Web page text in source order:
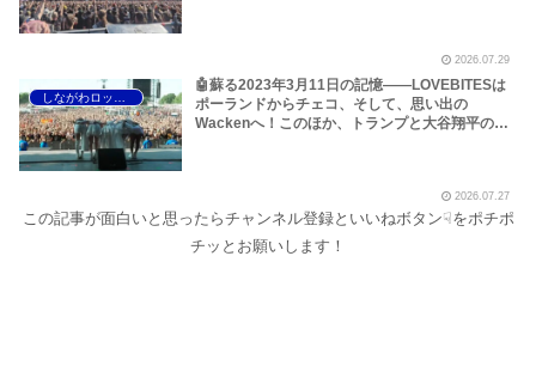
Hell】【LOVEBITES Soldier Stands Solitarily】
【LOVEBITES When Destinies Align】
【LOVEBITES M.D.O.】【LOVEBITES Holy
War】
2026.07.29
🤖蘇る2023年3月11日の記憶――LOVEBITESは
ポーランドからチェコ、そして、思い出の
Wackenへ！このほか、トランプと大谷翔平のア
【LOVEBITES The Castaway】【LOVEBITES
One Will Remain】【LOVEBITES We The
United】【LOVEBITES Nameless Warrior】
【James Last Vibrations】
2026.07.27
この記事が面白いと思ったらチャンネル登録といいねボタン☟をポチポ
チッとお願いします！